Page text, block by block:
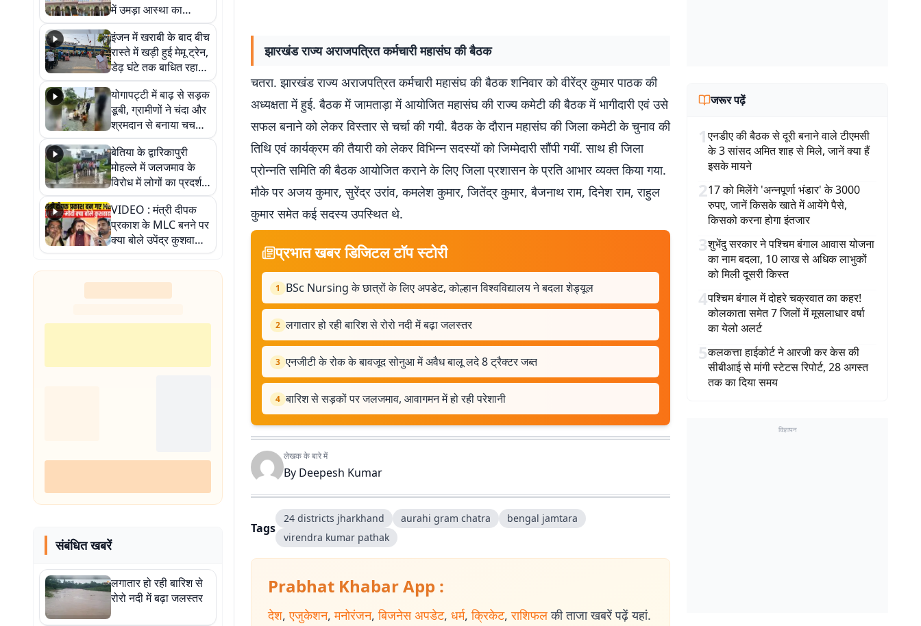
में उमड़ा आस्था का
सैलाब, हर-हर महादेव के
जयघोष से गूंजा परिसर
इंजन में खराबी के बाद बीच
रास्ते में खड़ी हुई मेमू ट्रेन,
डेढ़ घंटे तक बाधित रहा
आवागमन
योगापट्टी में बाढ़ से सड़क
डूबी, ग्रामीणों ने चंदा और
श्रमदान से बनाया चचरी
पुल
बेतिया के द्वारिकापुरी
मोहल्ले में जलजमाव के
विरोध में लोगों का प्रदर्शन,
स्थायी समाधान की मांग
VIDEO : मंत्री दीपक
प्रकाश के MLC बनने पर
क्या बोले उपेंद्र कुशवाहा,
सुनिए
संबंधित खबरें
लगातार हो रही बारिश से
रोरो नदी में बढ़ा जलस्तर
झारखंड राज्य अराजपत्रित कर्मचारी महासंघ की बैठक
चतरा. झारखंड राज्य अराजपत्रित कर्मचारी महासंघ की बैठक शनिवार को वीरेंद्र कुमार पाठक की
अध्यक्षता में हुई. बैठक में जामताड़ा में आयोजित महासंघ की राज्य कमेटी की बैठक में भागीदारी एवं उसे
सफल बनाने को लेकर विस्तार से चर्चा की गयी. बैठक के दौरान महासंघ की जिला कमेटी के चुनाव की
तिथि एवं कार्यक्रम की तैयारी को लेकर विभिन्न सदस्यों को जिम्मेदारी सौंपी गयीं. साथ ही जिला
प्रोन्नति समिति की बैठक आयोजित कराने के लिए जिला प्रशासन के प्रति आभार व्यक्त किया गया.
मौके पर अजय कुमार, सुरेंद्र उरांव, कमलेश कुमार, जितेंद्र कुमार, बैजनाथ राम, दिनेश राम, राहुल
कुमार समेत कई सदस्य उपस्थित थे.
प्रभात खबर डिजिटल टॉप स्टोरी
1 BSc Nursing के छात्रों के लिए अपडेट, कोल्हान विश्वविद्यालय ने बदला शेड्यूल
2 लगातार हो रही बारिश से रोरो नदी में बढ़ा जलस्तर
3 एनजीटी के रोक के बावजूद सोनुआ में अवैध बालू लदे 8 ट्रैक्टर जब्त
4 बारिश से सड़कों पर जलजमाव, आवागमन में हो रही परेशानी
लेखक के बारे में
By Deepesh Kumar
Tags
24 districts jharkhand aurahi gram chatra
bengal jamtara
virendra kumar pathak
Prabhat Khabar App :
देश, एजुकेशन, मनोरंजन, बिजनेस अपडेट, धर्म, क्रिकेट, राशिफल की ताजा खबरें पढ़ें यहां.
जरूर पढ़ें
1एनडीए की बैठक से दूरी बनाने वाले टीएमसी
के 3 सांसद अमित शाह से मिले, जानें क्या हैं
इसके मायने
217 को मिलेंगे 'अन्नपूर्णा भंडार' के 3000
रुपए, जानें किसके खाते में आयेंगे पैसे,
किसको करना होगा इंतजार
3शुभेंदु सरकार ने पश्चिम बंगाल आवास योजना
का नाम बदला, 10 लाख से अधिक लाभुकों
को मिली दूसरी किस्त
4पश्चिम बंगाल में दोहरे चक्रवात का कहर!
कोलकाता समेत 7 जिलों में मूसलाधार वर्षा
का येलो अलर्ट
5कलकत्ता हाईकोर्ट ने आरजी कर केस की
सीबीआई से मांगी स्टेटस रिपोर्ट, 28 अगस्त
तक का दिया समय
विज्ञापन